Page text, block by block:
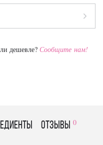
дешевле? Сообщите нам!
отзывы 0